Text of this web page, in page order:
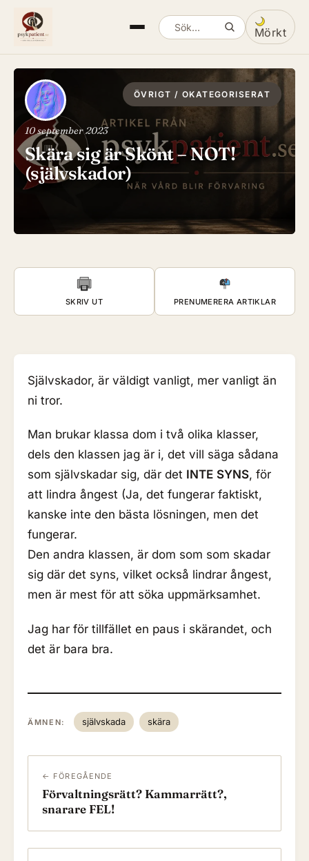
Sök artiklar Mörkt
Växla
ÖVRIGT / OKATEGORISERAT
10 september 2023
Skära sig är Skönt – NOT!
(självskador)
SKRIV UT PRENUMERERA ARTIKLAR
Självskador, är väldigt vanligt, mer vanligt än
ni tror.
Man brukar klassa dom i två olika klasser,
dels den klassen jag är i, det vill säga sådana
som självskadar sig, där det INTE SYNS, för
att lindra ångest (Ja, det fungerar faktiskt,
kanske inte den bästa lösningen, men det
fungerar.
Den andra klassen, är dom som som skadar
sig där det syns, vilket också lindrar ångest,
men är mest för att söka uppmärksamhet.
Jag har för tillfället en paus i skärandet, och
det är bara bra.
ÄMNEN: självskada skära
← FÖREGÅENDE
Förvaltningsrätt? Kammarrätt?,
snarare FEL!